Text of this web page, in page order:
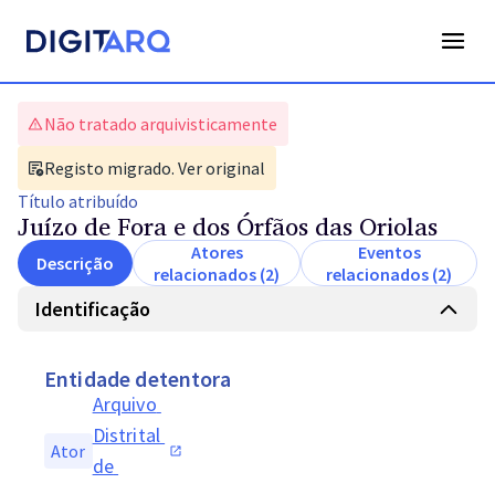
Não tratado arquivisticamente
Registo migrado. Ver original
Título atribuído
Juízo de Fora e dos Órfãos das Oriolas
Descrição
Atores
relacionados (2)
Eventos
relacionados (2)
Identificação
Entidade detentora
Ator
Arquivo
Distrital
de